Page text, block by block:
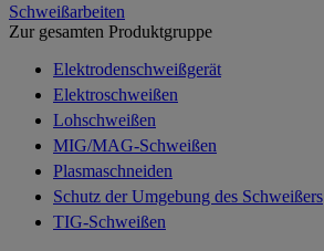
Schweißarbeiten
Zur gesamten Produktgruppe
Elektrodenschweißgerät
Elektroschweißen
Lohschweißen
MIG/MAG-Schweißen
Plasmaschneiden
Schutz der Umgebung des Schweißers
TIG-Schweißen